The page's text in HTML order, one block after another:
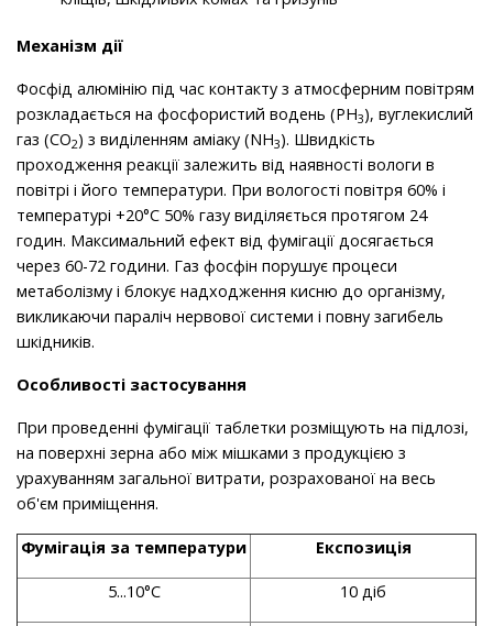
Механізм дії
Фосфід алюмінію під час контакту з атмосферним повітрям
розкладається на фосфористий водень (РН3), вуглекислий
газ (СО2) з виділенням аміаку (NH3). Швидкість
проходження реакції залежить від наявності вологи в
повітрі і його температури. При вологості повітря 60% і
температурі +20°C 50% газу виділяється протягом 24
годин. Максимальний ефект від фумігації досягається
через 60-72 години. Газ фосфін порушує процеси
метаболізму і блокує надходження кисню до організму,
викликаючи параліч нервової системи і повну загибель
шкідників.
Особливості застосування
При проведенні фумігації таблетки розміщують на підлозі,
на поверхні зерна або між мішками з продукцією з
урахуванням загальної витрати, розрахованої на весь
об'єм приміщення.
Фумігація за температури Експозиція
5...10°С 10 діб